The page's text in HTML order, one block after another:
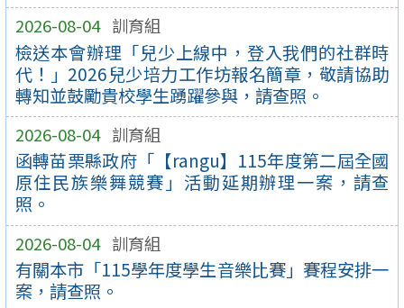
2026-08-04 訓育組
檢送本會辦理「兒少上線中，登入我們的社群時
代！」2026兒少培力工作坊報名簡章，敬請協助
轉知並鼓勵貴校學生踴躍參與，請查照。
2026-08-04 訓育組
函轉苗栗縣政府「【rangu】115年度第二屆全國
原住民族樂舞競賽」活動延期辦理一案，請查
照。
2026-08-04 訓育組
有關本市「115學年度學生音樂比賽」賽程安排一
案，請查照。